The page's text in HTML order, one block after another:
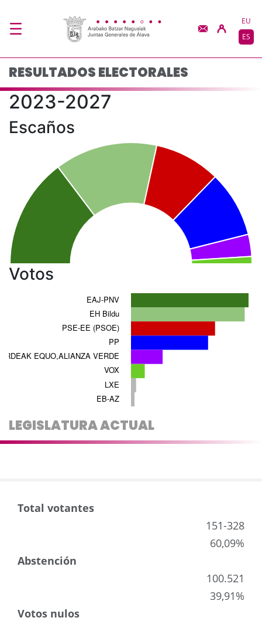
Resultados electorales
EU
ES
RESULTADOS ELECTORALES
2023-2027
Escaños
Votos
LEGISLATURA ACTUAL
Total votantes
151-328
60,09%
Abstención
100.521
39,91%
Votos nulos